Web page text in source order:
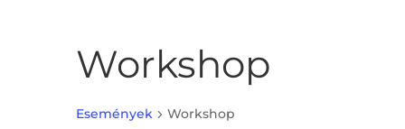
Workshop
Események Workshop